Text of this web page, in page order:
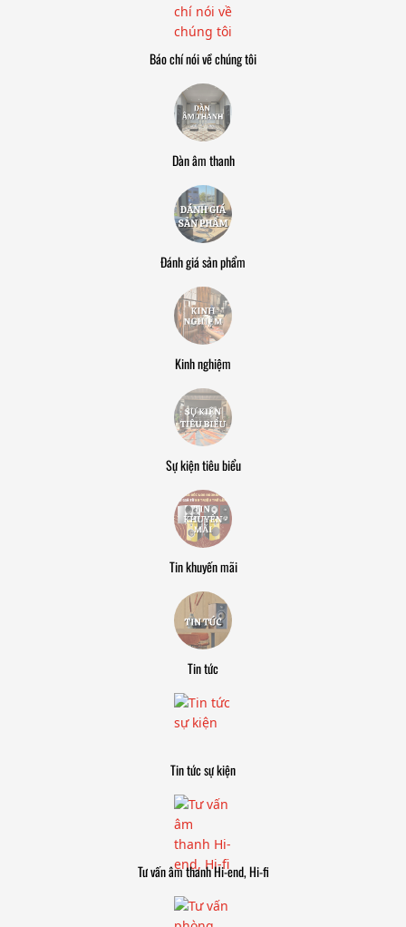
Báo chí nói về chúng tôi
Dàn âm thanh
Đánh giá sản phẩm
Kinh nghiệm
Sự kiện tiêu biểu
Tin khuyến mãi
Tin tức
Tin tức sự kiện
Tư vấn âm thanh Hi-end, Hi-fi